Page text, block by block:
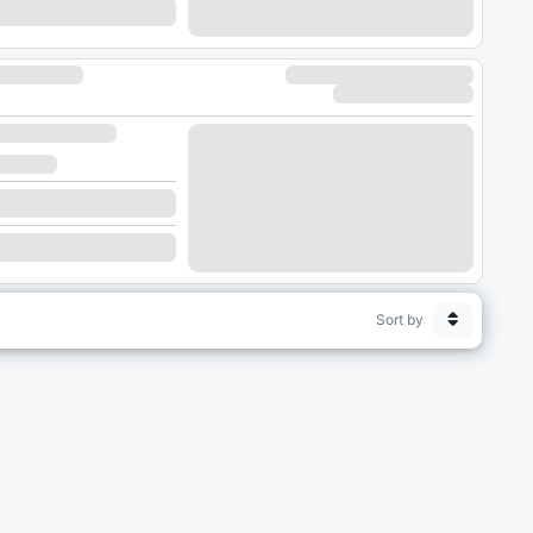
Sort by